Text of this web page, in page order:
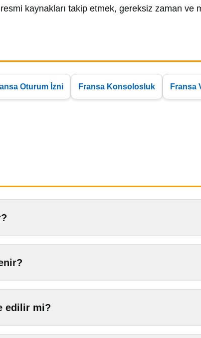
kaynakları takip etmek, gereksiz zaman ve
Oturum İzni Fransa Konsolosluk Fransa
edilir mi?